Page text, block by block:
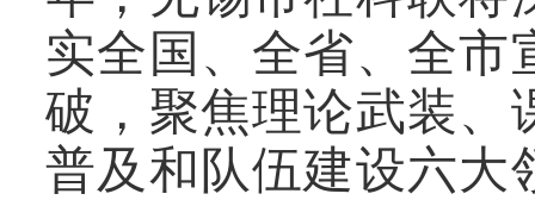
实全国、全省、全市
破，聚焦理论武装、
普及和队伍建设六大